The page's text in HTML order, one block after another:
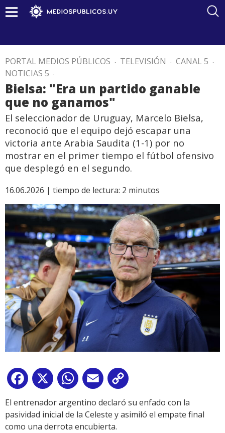
PORTAL MEDIOS PÚBLICOS . TELEVISIÓN . CANAL 5 .
NOTICIAS 5 .
Bielsa: "Era un partido ganable
que no ganamos"
El seleccionador de Uruguay, Marcelo Bielsa,
reconoció que el equipo dejó escapar una
victoria ante Arabia Saudita (1-1) por no
mostrar en el primer tiempo el fútbol ofensivo
que desplegó en el segundo.
16.06.2026 | tiempo de lectura: 2 minutos
Facebook
X WhatsApp
Email
Link
El entrenador argentino declaró su enfado con la
pasividad inicial de la Celeste y asimiló el empate final
como una derrota encubierta.